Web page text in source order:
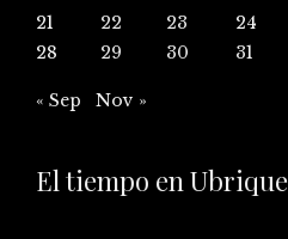
21
22 23 24
28
29 30 31
« Sep Nov »
El tiempo en Ubrique